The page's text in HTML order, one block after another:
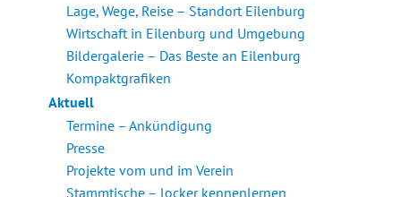
Lage, Wege, Reise – Standort Eilenburg
Wirtschaft in Eilenburg und Umgebung
Bildergalerie – Das Beste an Eilenburg
Kompaktgrafiken
Aktuell
Termine – Ankündigung
Presse
Projekte vom und im Verein
Stammtische – locker kennenlernen